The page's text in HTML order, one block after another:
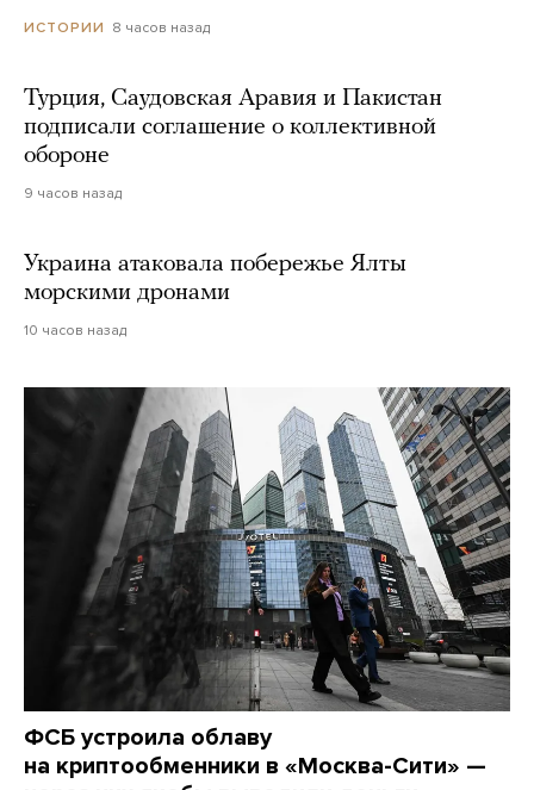
ИСТОРИИ 8 часов назад
Турция, Саудовская Аравия и Пакистан
подписали соглашение о коллективной
обороне
9 часов назад
Украина атаковала побережье Ялты
морскими дронами
10 часов назад
ФСБ устроила облаву
на криптообменники в «Москва-Сити» —